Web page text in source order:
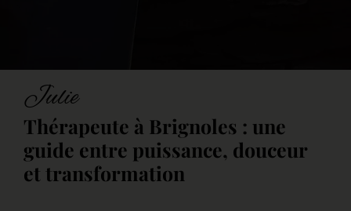
Julie
Thérapeute à Brignoles : une
guide entre puissance, douceur
et transformation